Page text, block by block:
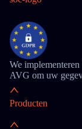
We
AVG om uw
Producten